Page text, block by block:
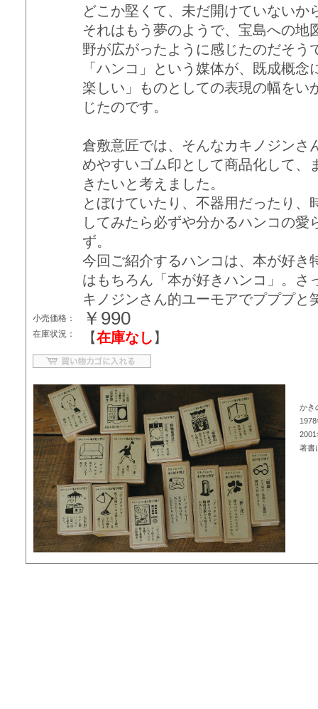
どこか堅くて、未だ開けていない
それはもう夢のようで、宝島への地
野が広がったように感じたのだそう
「ハンコ」という媒体が、既成概
楽しい」ものとしての表現の幅をい
じたのです。
倉敷意匠では、そんなカキノジンさ
めやすいゴム印として商品化して、
きたいと考えました。
とぼけていたり、不器用だったり
してみたら必ずや分かるハンコの
ず。
今回ご紹介するハンコは、本が好き
はもちろん「本が好きハンコ」。さ
キノジンさん的ユーモアでプププと
小売価格： ￥990
在庫状況： 【在庫なし 】
かき
著書